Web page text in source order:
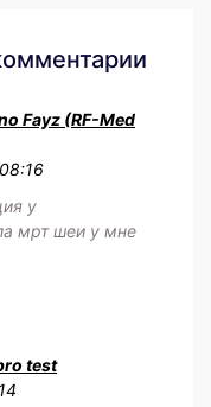
Fayz (RF-Med
у
мрт шеи у мне
test